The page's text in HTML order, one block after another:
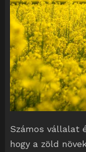
Számos vállalat
hogy a zöld